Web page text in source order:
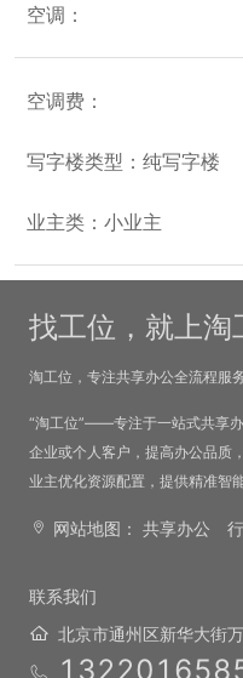
空调：
空调费：
写字楼类型：纯写字楼
业主类：小业主
找工位，就上淘
淘工位，专注共享办公全流程服
“淘工位”——专注于一站式共享
企业或个人客户，提高办公品质
业主优化资源配置，提供精准智
网站地图： 共享办公
联系我们
北京市通州区新华大街